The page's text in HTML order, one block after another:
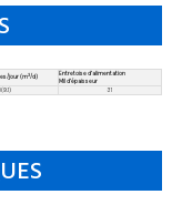
jour (m3 /d)
Entretoise d’alimentation
Mil d’épaisseur
31